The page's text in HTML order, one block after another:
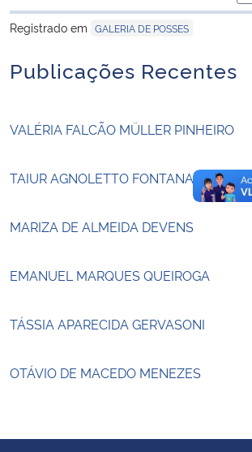
Secretaria-Geral
Secretaria de Governo
Gabinete de Segurança Institucional
Registrado em GALERIA DE POSSES
Publicações Recentes
VALÉRIA FALCÃO MÜLLER PINHEIRO
TAIUR AGNOLETTO FONTANA
MARIZA DE ALMEIDA DEVENS
EMANUEL MARQUES QUEIROGA
TÁSSIA APARECIDA GERVASONI
OTÁVIO DE MACEDO MENEZES